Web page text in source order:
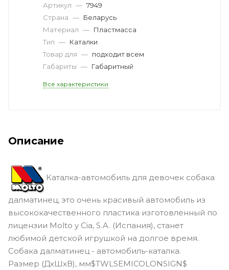
Артикул — 7949
Страна — Беларусь
Материал — Пластмасса
Тип — Каталки
Товар для — подходит всем
Габариты — Габаритный
Все характеристики
Описание
Каталка-автомобиль для девочек собака
далматинец, это очень красивый автомобиль из
высококачественного пластика изготовленный по
лицензии Molto y Cia, S.A. (Испания), станет
любимой детской игрушкой на долгое время.
Собака далматинец - автомобиль-каталка.
Размер (ДхШхВ), мм$TWLSEMICOLONSIGN$